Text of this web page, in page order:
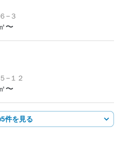
−３
〜
−１２
〜
件を見る